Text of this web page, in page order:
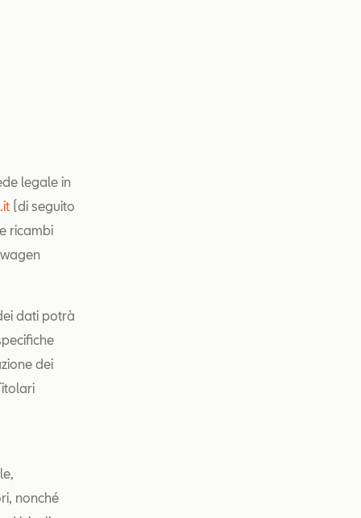
legale in
(di seguito
ricambi
dati potrà
dei
nonché